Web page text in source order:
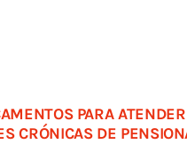
PARA ATENDER
CRÓNICAS DE